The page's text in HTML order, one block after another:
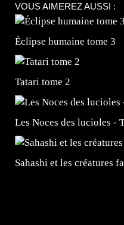
VOUS AIMEREZ AUSSI :
Éclipse humaine tome 3
Tatari tome 2
Les Noces des lucioles -
Sahashi et les créatures